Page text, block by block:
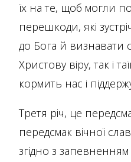
їх на те, щоб могли
перешкоди, які
до Бога й визнавати
Христову віру, так і
кормить нас і
Третя річ, це
передсмак вічної
згідно з